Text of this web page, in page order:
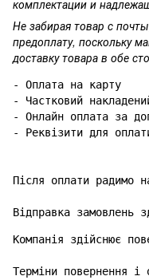
комплектации и
Не забирая товар с
предоплату, поскольку
доставку товара в обе
- Оплата на карту
- Частковий
- Онлайн оплата за
- Реквізити для
Після оплати радимо
Відправка замовлень
Компанія здійснює
Терміни повернення і